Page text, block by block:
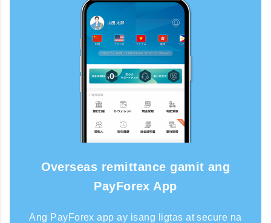
Overseas remittance gamit ang
PayForex App
Ang PayForex app ay isang ligtas at secure na